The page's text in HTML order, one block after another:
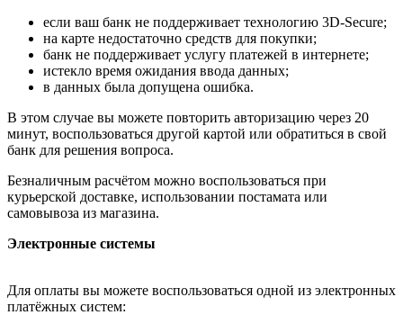
если ваш банк не поддерживает технологию 3D-Secure;
на карте недостаточно средств для покупки;
банк не поддерживает услугу платежей в интернете;
истекло время ожидания ввода данных;
в данных была допущена ошибка.
В этом случае вы можете повторить авторизацию через 20
минут, воспользоваться другой картой или обратиться в свой
банк для решения вопроса.
Безналичным расчётом можно воспользоваться при
курьерской доставке, использовании постамата или
самовывоза из магазина.
Электронные системы
Для оплаты вы можете воспользоваться одной из электронных
платёжных систем: